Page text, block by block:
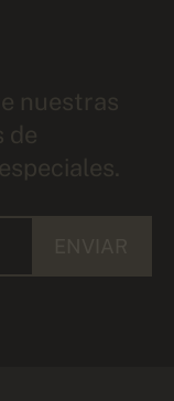
nuestras
de